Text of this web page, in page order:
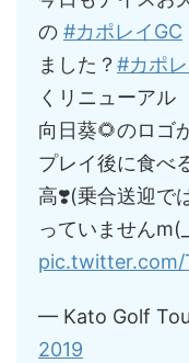
の #カポレイGC
ました？ #カポ
くリニューアル
向日葵🌻のロゴ
プレイ後に食べ
高❣️(乗合送迎で
っていません
pic.twitter.com/
— Kato Golf
2019